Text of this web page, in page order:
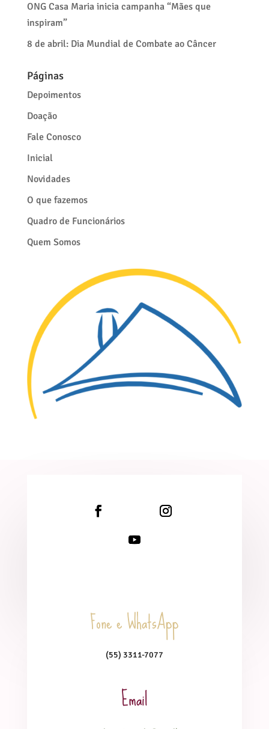
ONG Casa Maria inicia campanha “Mães que
inspiram”
8 de abril: Dia Mundial de Combate ao Câncer
Páginas
Depoimentos
Doação
Fale Conosco
Inicial
Novidades
O que fazemos
Quadro de Funcionários
Quem Somos
Fone e WhatsApp
(55) 3311-7077
Email